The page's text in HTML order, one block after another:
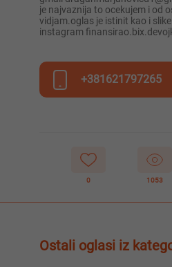
je najvaznija to ocekujem i od
vidjam.oglas je istinit kao i
instagram
+381621797265
0 1053
Ostali oglasi iz